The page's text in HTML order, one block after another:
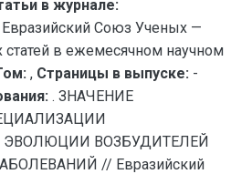
в журнале:
Евразийский Союз Ученых —
статей в ежемесячном научном
, Страницы в выпуске: -
. ЗНАЧЕНИЕ
ЭВОЛЮЦИИ ВОЗБУДИТЕЛЕЙ
// Евразийский